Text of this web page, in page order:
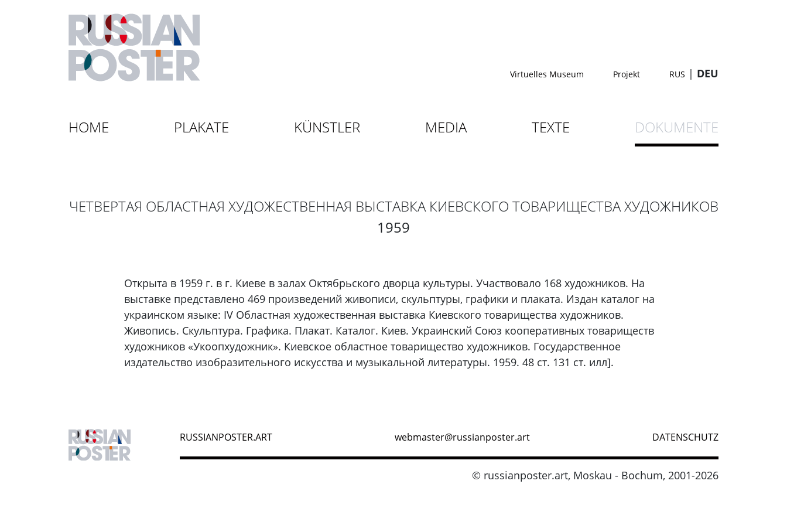
Virtuelles Museum Projekt RUS | DEU
HOME PLAKATE KÜNSTLER MEDIA TEXTE DOKUMENTE
ЧЕТВЕРТАЯ ОБЛАСТНАЯ ХУДОЖЕСТВЕННАЯ ВЫСТАВКА КИЕВСКОГО ТОВАРИЩЕСТВА ХУДОЖНИКОВ
1959
Открыта в 1959 г. в г. Киеве в залах Октябрьского дворца культуры. Участвовало 168 художников. На
выставке представлено 469 произведений живописи, скульптуры, графики и плаката. Издан каталог на
украинском языке: IV Областная художественная выставка Киевского товарищества художников.
Живопись. Скульптура. Графика. Плакат. Каталог. Киев. Украинский Союз кооперативных товариществ
художников «Укоопхудожник». Киевское областное товарищество художников. Государственное
издательство изобразительного искусства и музыкальной литературы. 1959. 48 ст. 131 ст. илл].
RUSSIANPOSTER.ART webmaster@russianposter.art DATENSCHUTZ
© russianposter.art, Moskau - Bochum, 2001-2026